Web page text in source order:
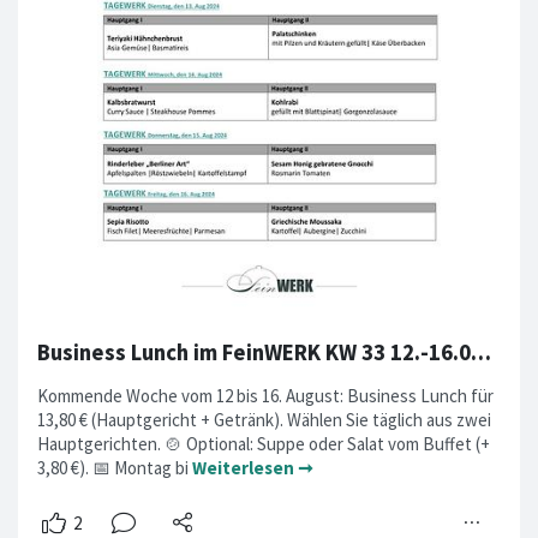
Business Lunch im FeinWERK KW 33 12.-16.08.2024
Kommende Woche vom 12 bis 16. August: Business Lunch für
13,80 € (Hauptgericht + Getränk). Wählen Sie täglich aus zwei
Hauptgerichten. 🍲 Optional: Suppe oder Salat vom Buffet (+
3,80 €). 📅 Montag bi Weiterlesen ➞